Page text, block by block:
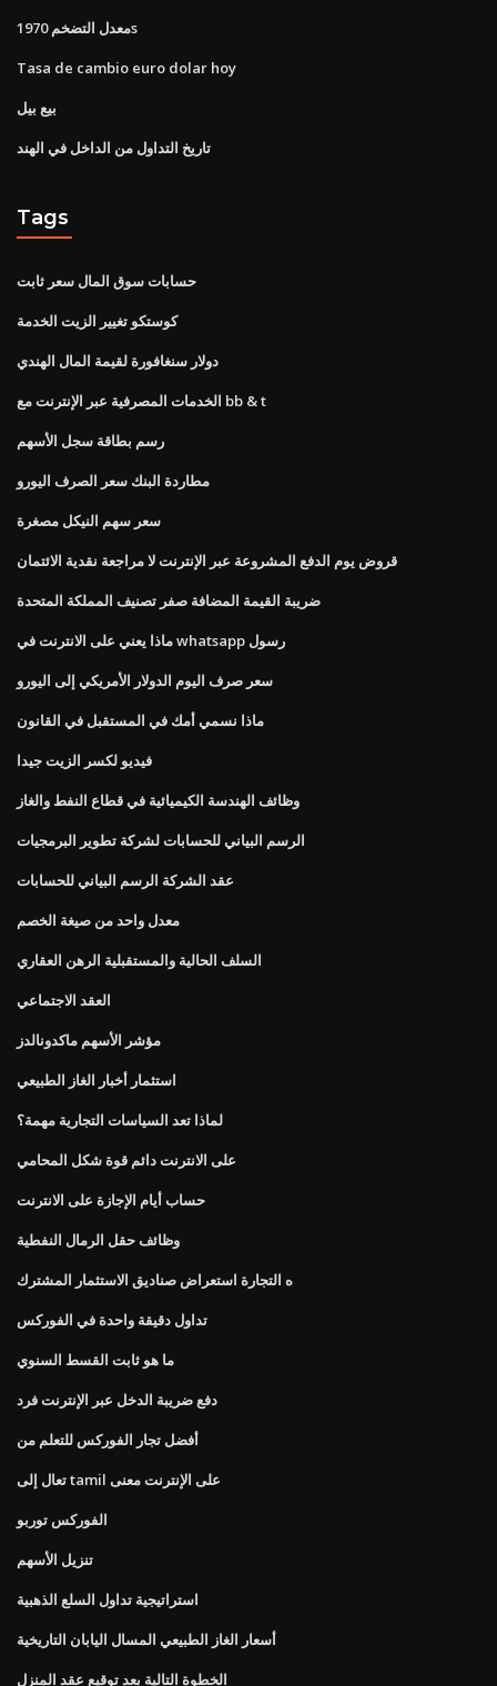
معدل التضخم 1970s
Tasa de cambio euro dolar hoy
بيع بيل
تاريخ التداول من الداخل في الهند
Tags
حسابات سوق المال سعر ثابت
كوستكو تغيير الزيت الخدمة
دولار سنغافورة لقيمة المال الهندي
الخدمات المصرفية عبر الإنترنت مع bb & t
رسم بطاقة سجل الأسهم
مطاردة البنك سعر الصرف اليورو
سعر سهم النيكل مصغرة
قروض يوم الدفع المشروعة عبر الإنترنت لا مراجعة نقدية الائتمان
ضريبة القيمة المضافة صفر تصنيف المملكة المتحدة
ماذا يعني على الانترنت في whatsapp رسول
سعر صرف اليوم الدولار الأمريكي إلى اليورو
ماذا نسمي أمك في المستقبل في القانون
فيديو لكسر الزيت جيدا
وظائف الهندسة الكيميائية في قطاع النفط والغاز
الرسم البياني للحسابات لشركة تطوير البرمجيات
عقد الشركة الرسم البياني للحسابات
معدل واحد من صيغة الخصم
السلف الحالية والمستقبلية الرهن العقاري
العقد الاجتماعي
مؤشر الأسهم ماكدونالدز
استثمار أخبار الغاز الطبيعي
لماذا تعد السياسات التجارية مهمة؟
على الانترنت دائم قوة شكل المحامي
حساب أيام الإجازة على الانترنت
وظائف حقل الرمال النفطية
ه التجارة استعراض صناديق الاستثمار المشترك
تداول دقيقة واحدة في الفوركس
ما هو ثابت القسط السنوي
دفع ضريبة الدخل عبر الإنترنت فرد
أفضل تجار الفوركس للتعلم من
تعال إلى tamil على الإنترنت معنى
الفوركس توربو
تنزيل الأسهم
استراتيجية تداول السلع الذهبية
أسعار الغاز الطبيعي المسال اليابان التاريخية
الخطوة التالية بعد توقيع عقد المنزل